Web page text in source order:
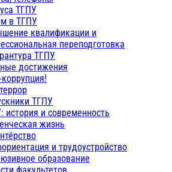
ТГПУ
в ТГПУ
квалификации и
переподготовка
ТГПУ
достижения
ТГПУ
история и современность
жизнь
и трудоустройство
образование